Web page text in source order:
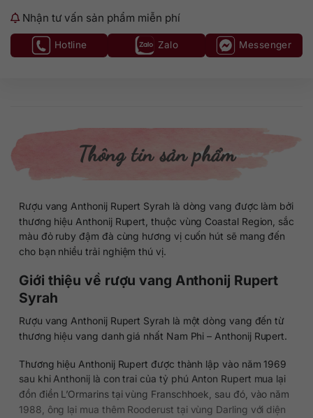
Nhận tư vấn sản phẩm miễn phí
Hotline Zalo Messenger
Thông tin sản phẩm
Rượu vang Anthonij Rupert Syrah là dòng vang được làm bởi
thương hiệu Anthonij Rupert, thuộc vùng Coastal Region, sắc
màu đỏ ruby đậm đà cùng hương vị cuốn hút sẽ mang đến
cho bạn nhiều trải nghiệm thú vị.
Giới thiệu về rượu vang Anthonij Rupert
Syrah
Rượu vang Anthonij Rupert Syrah là một dòng vang đến từ
thương hiệu vang danh giá nhất Nam Phi – Anthonij Rupert.
Thương hiệu Anthonij Rupert được thành lập vào năm 1969
sau khi Anthonij là con trai của tỷ phú Anton Rupert mua lại
đồn điền L’Ormarins tại vùng Franschhoek, sau đó, vào năm
1988, ông lại mua thêm Rooderust tại vùng Darling với diện